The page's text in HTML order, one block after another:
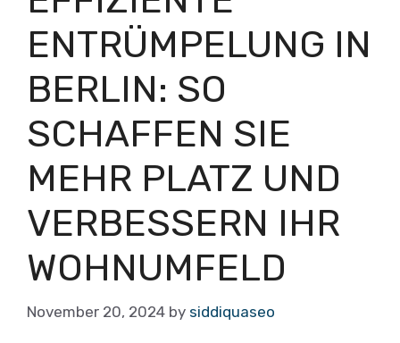
ENTRÜMPELUNG IN
BERLIN: SO
SCHAFFEN SIE
MEHR PLATZ UND
VERBESSERN IHR
WOHNUMFELD
November 20, 2024 by siddiquaseo